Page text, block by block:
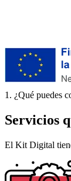
1. ¿Qué puedes
Servicios
El Kit Digital